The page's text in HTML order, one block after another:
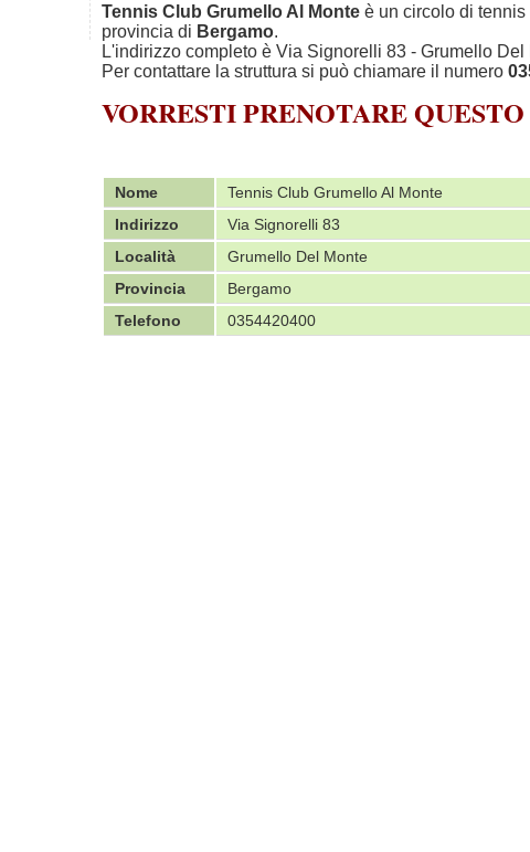
Tennis Club Grumello Al Monte è un circolo di tennis
provincia di Bergamo.
L'indirizzo completo è Via Signorelli 83 - Grumello Del
Per contattare la struttura si può chiamare il numero
VORRESTI PRENOTARE
Nome
Tennis Club Grumello Al Monte
Indirizzo
Via Signorelli 83
Località
Grumello Del Monte
Provincia
Bergamo
Telefono
0354420400